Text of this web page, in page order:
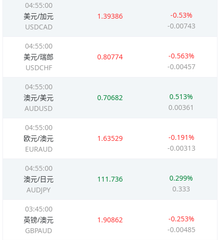
04:55:00
美元/加元
USDCAD
1.39386
-0.53%
-0.00743
04:55:00
美元/瑞郎
USDCHF
0.80774
-0.563%
-0.00457
04:55:00
澳元/美元
AUDUSD
0.70682
0.513%
0.00361
04:55:00
欧元/澳元
EURAUD
1.63529
-0.191%
-0.00313
04:55:00
澳元/日元
AUDJPY
111.736
0.299%
0.333
03:45:00
英镑/澳元
GBPAUD
1.90862
-0.253%
-0.00485